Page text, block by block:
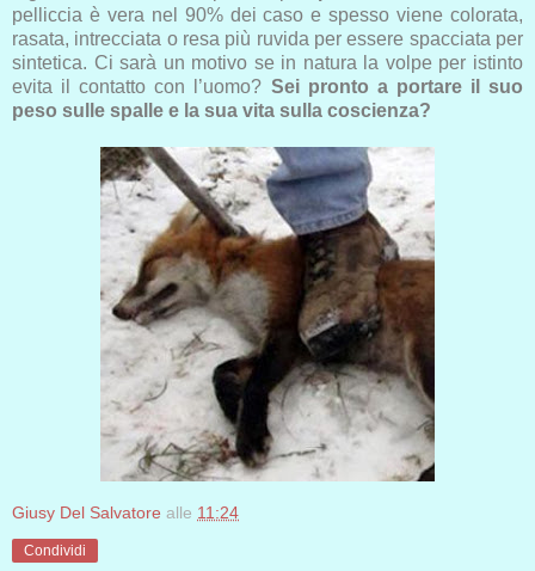
pelliccia è vera nel 90% dei caso e spesso viene colorata,
rasata, intrecciata o resa più ruvida per essere spacciata per
sintetica. Ci sarà un motivo se in natura la volpe per istinto
evita il contatto con l’uomo? Sei pronto a portare il suo
peso sulle spalle e la sua vita sulla coscienza?
Giusy Del Salvatore alle 11:24
Condividi